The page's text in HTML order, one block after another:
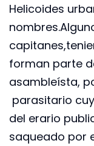
Helicoides
forman parte
asambleísta,
parasitario
del erario
saqueado por